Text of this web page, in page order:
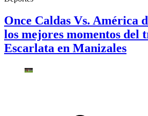
Once Caldas Vs. América
los mejores momentos del
Escarlata en Manizales